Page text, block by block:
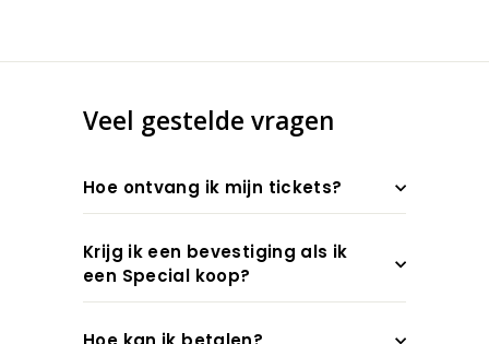
Veel gestelde vragen
Hoe ontvang ik mijn tickets?
Krijg ik een bevestiging als ik
een Special koop?